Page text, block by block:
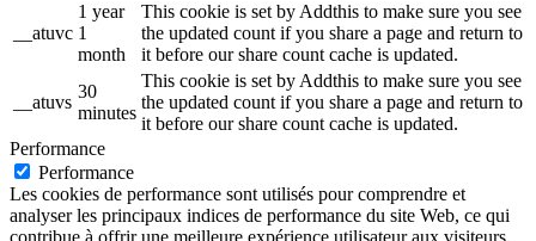
__atuvc
1 year
1
month
This cookie is set by Addthis to make sure you see
the updated count if you share a page and return to
it before our share count cache is updated.
__atuvs
30
minutes
This cookie is set by Addthis to make sure you see
the updated count if you share a page and return to
it before our share count cache is updated.
Performance
Performance
Les cookies de performance sont utilisés pour comprendre et
analyser les principaux indices de performance du site Web, ce qui